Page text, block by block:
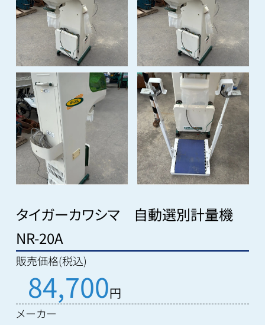
タイガーカワシマ 自動選別計量機
NR-20A
販売価格(税込)
84,700円
メーカー